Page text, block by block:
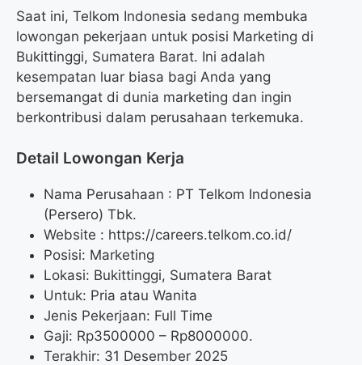
Saat ini, Telkom Indonesia sedang membuka
lowongan pekerjaan untuk posisi Marketing di
Bukittinggi, Sumatera Barat. Ini adalah
kesempatan luar biasa bagi Anda yang
bersemangat di dunia marketing dan ingin
berkontribusi dalam perusahaan terkemuka.
Detail Lowongan Kerja
Nama Perusahaan : PT Telkom Indonesia
(Persero) Tbk.
Website : https://careers.telkom.co.id/
Posisi: Marketing
Lokasi: Bukittinggi, Sumatera Barat
Untuk: Pria atau Wanita
Jenis Pekerjaan: Full Time
Gaji: Rp3500000 – Rp8000000.
Terakhir: 31 Desember 2025